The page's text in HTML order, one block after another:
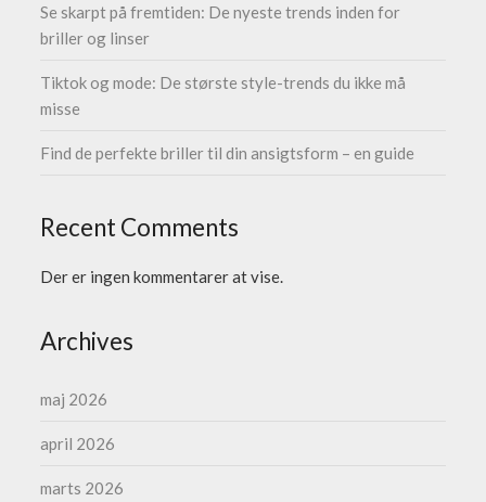
Se skarpt på fremtiden: De nyeste trends inden for
briller og linser
Tiktok og mode: De største style-trends du ikke må
misse
Find de perfekte briller til din ansigtsform – en guide
Recent Comments
Der er ingen kommentarer at vise.
Archives
maj 2026
april 2026
marts 2026